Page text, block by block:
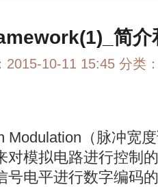
简介
2015-10-11 15:45 分类
Modulation（脉冲宽
对模拟电路进行控制
号电平进行数字编码